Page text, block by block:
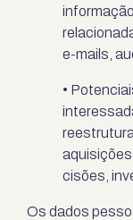
e-mails,
•
cisões,
Os dados